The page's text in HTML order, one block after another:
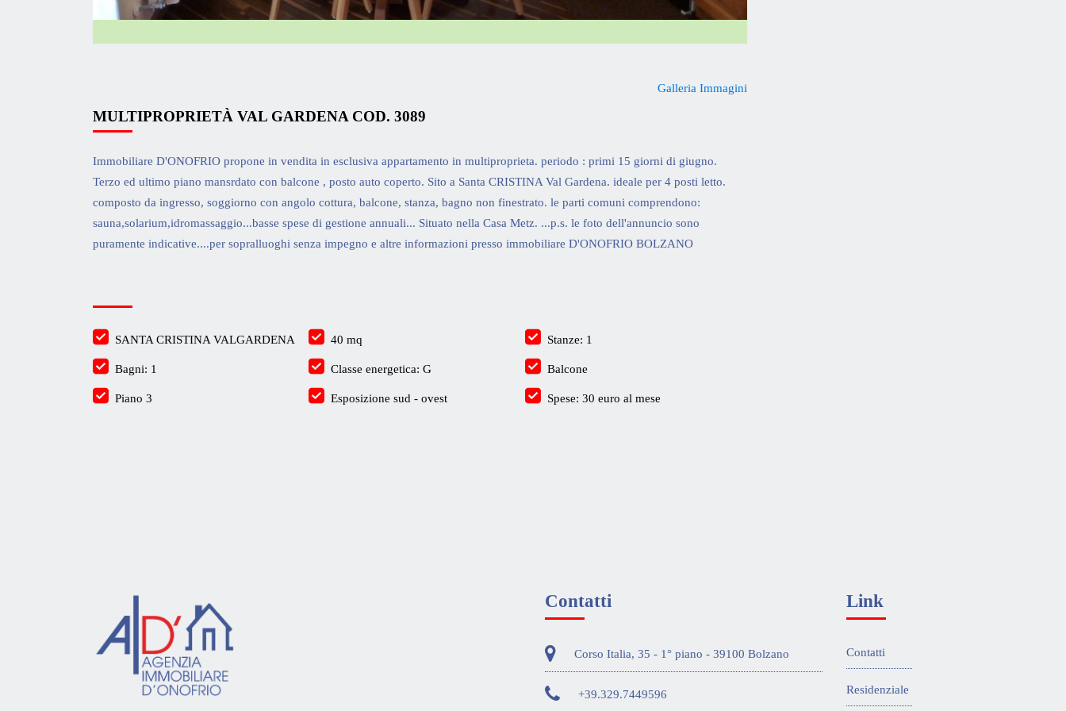
Galleria Immagini
MULTIPROPRIETÀ VAL GARDENA COD. 3089
Immobiliare D'ONOFRIO propone in vendita in esclusiva appartamento in multiproprieta. periodo : primi 15 giorni di giugno.
Terzo ed ultimo piano mansrdato con balcone , posto auto coperto. Sito a Santa CRISTINA Val Gardena. ideale per 4 posti letto.
composto da ingresso, soggiorno con angolo cottura, balcone, stanza, bagno non finestrato. le parti comuni comprendono:
sauna,solarium,idromassaggio...basse spese di gestione annuali... Situato nella Casa Metz. ...p.s. le foto dell'annuncio sono
puramente indicative....per sopralluoghi senza impegno e altre informazioni presso immobiliare D'ONOFRIO BOLZANO
SANTA CRISTINA VALGARDENA 40 mq Stanze: 1
Bagni: 1 Classe energetica: G Balcone
Piano 3 Esposizione sud - ovest Spese: 30 euro al mese
Contatti
Corso Italia, 35 - 1° piano - 39100 Bolzano
+39.329.7449596
Link
Contatti
Residenziale